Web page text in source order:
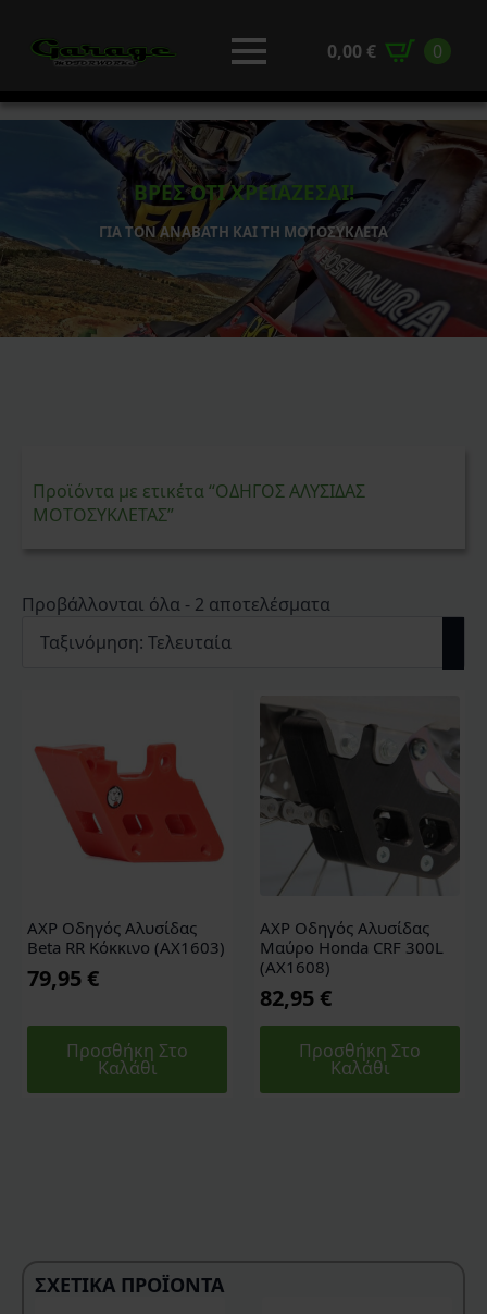
0,00 € 0
ΒΡΕΣ ΟΤΙ ΧΡΕΙΑΖΕΣΑΙ!
ΓΙΑ ΤΟΝ ΑΝΑΒΑΤΗ ΚΑΙ ΤΗ ΜΟΤΟΣΥΚΛΕΤΑ
Προϊόντα με ετικέτα “ΟΔΗΓΟΣ ΑΛΥΣΙΔΑΣ
ΜΟΤΟΣΥΚΛΕΤΑΣ”
Προβάλλονται όλα - 2 αποτελέσματα
AXP Οδηγός Αλυσίδας
Beta RR Κόκκινο (AX1603)
79,95 €
Προσθήκη Στο
Καλάθι
AXP Οδηγός Αλυσίδας
Μαύρο Honda CRF 300L
(AX1608)
82,95 €
Προσθήκη Στο
Καλάθι
ΣΧΕΤΙΚΆ ΠΡΟΪΌΝΤΑ